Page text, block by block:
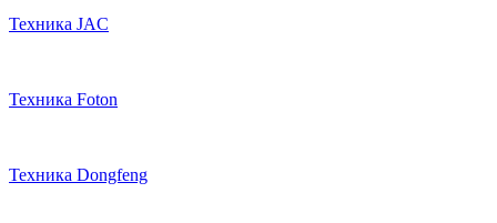
Техника JAC
Техника Foton
Техника Dongfeng